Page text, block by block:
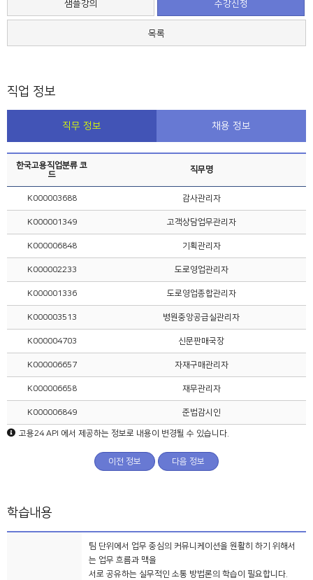
샘플강의 수강신청
목록
직업 정보
직무 정보 채용 정보
한국고용직업분류 코
드
직무명
K000003688 감사관리자
K000001349 고객상담업무관리자
K000006848 기획관리자
K000002233 도로영업관리자
K000001336 도로영업종합관리자
K000003513 병원중앙공급실관리자
K000004703 신문판매국장
K000006657 자재구매관리자
K000006658 재무관리자
K000006849 준법감시인
고용24 API 에서 제공하는 정보로 내용이 변경될 수 있습니다.
이전 정보 다음 정보
학습내용
팀 단위에서 업무 중심의 커뮤니케이션을 원활히 하기 위해서
는 업무 흐름과 맥을
서로 공유하는 실무적인 소통 방법론의 학습이 필요합니다.